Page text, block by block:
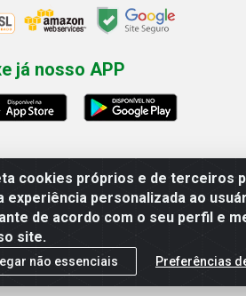
cookies próprios e de terceiros
experiência personalizada ao
de acordo com o seu perfil e
site.
não essenciais Preferências
já nosso APP
Linhavix Distribuidora LTDA -